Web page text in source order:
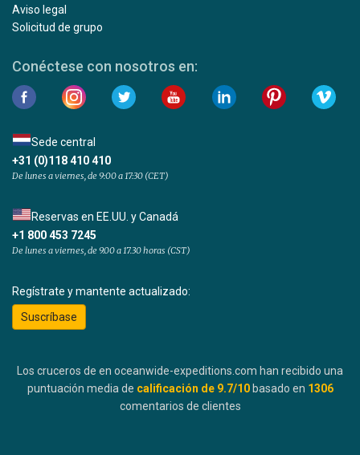
Aviso legal
Solicitud de grupo
Conéctese con nosotros en:
Sede central
+31 (0)118 410 410
De lunes a viernes, de 9:00 a 17:30 (CET)
Reservas en EE.UU. y Canadá
+1 800 453 7245
De lunes a viernes, de 9.00 a 17.30 horas (CST)
Regístrate y mantente actualizado:
Suscríbase
Los cruceros de en oceanwide-expeditions.com han recibido una
puntuación media de calificación de 9.7/10 basado en 1306
comentarios de clientes